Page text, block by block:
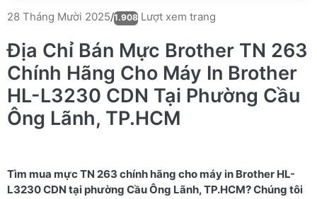
28 Tháng Mười 2025/1.908 Lượt xem trang
Địa Chỉ Bán Mực Brother TN 263
Chính Hãng Cho Máy In Brother
HL-L3230 CDN Tại Phường Cầu
Ông Lãnh, TP.HCM
Tìm mua mực TN 263 chính hãng cho máy in Brother HL-
L3230 CDN tại phường Cầu Ông Lãnh, TP.HCM? Chúng tôi